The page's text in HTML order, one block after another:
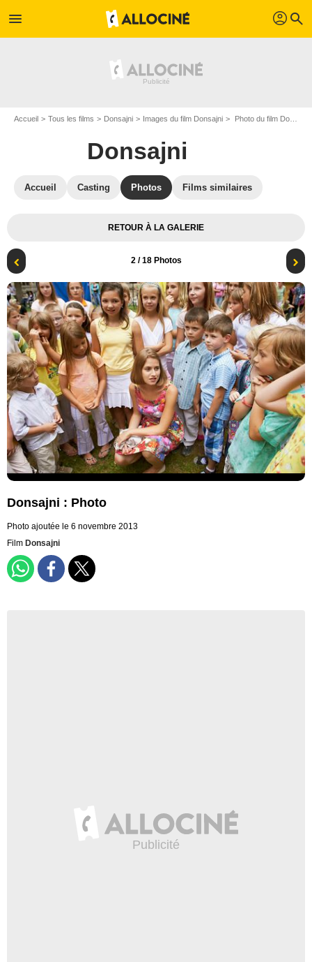
menu profil search
Accueil Tous les films Donsajni Images du film Donsajni Photo du film Donsajni - Photo 2
Donsajni
Accueil Casting Photos Films similaires
RETOUR À LA GALERIE
2/ 18 Photos
Donsajni : Photo
Photo ajoutée le 6 novembre 2013
Film Donsajni